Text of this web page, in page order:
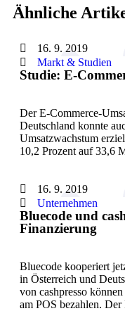
Ähnliche
16. 9. 2019
Markt & Studien
Studie: E-
Der E-Commerce-
Deutschland konnte
Umsatzwachstum
10,2 Prozent auf 33,6
16. 9. 2019
Unternehmen
Bluecode und
Finanzierung
Bluecode kooperiert
in Österreich und
von cashpresso
am POS bezahlen.